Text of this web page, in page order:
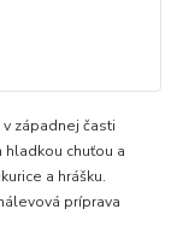
západnej časti
chuťou a
kukurice a hrášku.
príprava